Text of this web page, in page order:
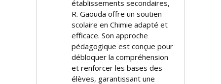
établissements secondaires,
R. Gaouda offre un soutien
scolaire en Chimie adapté et
efficace. Son approche
pédagogique est conçue pour
débloquer la compréhension
et renforcer les bases des
élèves, garantissant une